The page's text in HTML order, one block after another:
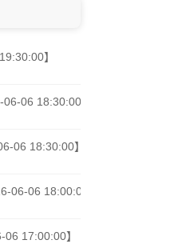
】
06 18:30:00】
06 18:30:00】
06-06 18:00:00】
17:00:00】